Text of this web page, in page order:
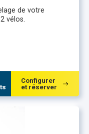
de votre
vélos.
Configurer
et réserver